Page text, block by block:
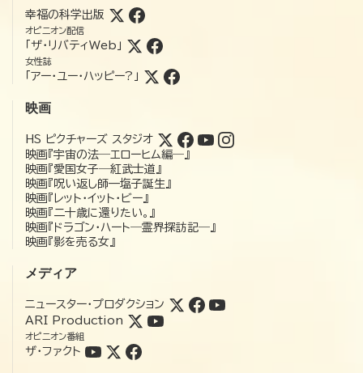
幸福の科学出版
オピニオン配信
「ザ・リバティWeb」
女性誌
「アー・ユー・ハッピー?」
映画
HS ピクチャーズ スタジオ
映画『宇宙の法―エローヒム編―』
映画『愛国女子―紅武士道』
映画『呪い返し師—塩子誕生』
映画『レット・イット・ビー』
映画『二十歳に還りたい。』
映画『ドラゴン・ハート―霊界探訪記―』
映画『影を売る女』
メディア
ニュースター・プロダクション
ARI Production
オピニオン番組
ザ・ファクト